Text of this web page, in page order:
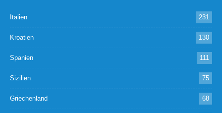
Italien 231
Kroatien 130
Spanien 111
Sizilien 75
Griechenland 68